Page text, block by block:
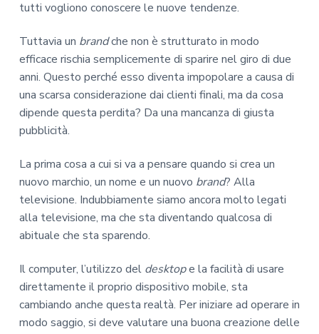
tutti vogliono conoscere le nuove tendenze.
Tuttavia un brandche non è strutturato in modo
efficace rischia semplicemente di sparire nel giro di due
anni. Questo perché esso diventa impopolare a causa di
una scarsa considerazione dai clienti finali, ma da cosa
dipende questa perdita? Da una mancanza di giusta
pubblicità.
La prima cosa a cui si va a pensare quando si crea un
nuovo marchio, un nome e un nuovo brand? Alla
televisione. Indubbiamente siamo ancora molto legati
alla televisione, ma che sta diventando qualcosa di
abituale che sta sparendo.
Il computer, l’utilizzo del desktope la facilità di usare
direttamente il proprio dispositivo mobile, sta
cambiando anche questa realtà. Per iniziare ad operare in
modo saggio, si deve valutare una buona creazione delle